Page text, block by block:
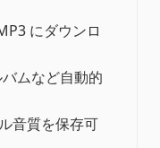
にダウンロ
ムなど自動的
音質を保存可